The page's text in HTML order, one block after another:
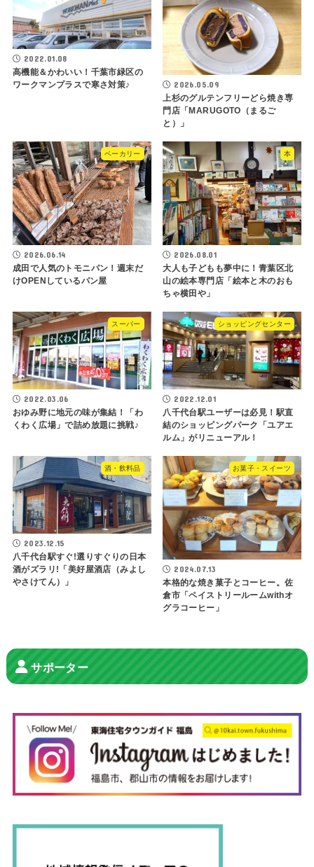
2022.01.08
高機能＆かわいい！千葉市緑区の
ワークマンプラスで寒さ対策♪
2026.05.09
上杉のグルテンフリーどら焼き専
門店「MARUGOTO（まるご
と）」
ベーカリー
2026.06.14
成田で人気のトモニパン！週末だ
けOPENしているパン屋
本
2026.08.01
大人も子どもも夢中に！青葉区北
山の絵本専門店「絵本と木のおも
ちゃ横田や」
スーパー
2022.03.06
おゆみ野に地元の味が集結！「わ
くわく広場」で詰め放題に挑戦♪
ショッピングセンター
2022.12.01
八千代台駅ユーザーは必見！駅直
結のショッピングパーク「ユアエ
ルム」がリニューアル！
酒・飲料品
2023.12.15
八千代台駅すぐ!選りすぐりの日本
酒がズラリ!「美好屋酒店（みよし
やさけてん）」
お菓子・スイーツ
2024.07.13
本格的な焼き菓子とコーヒー。佐
倉市「ペイストリールームwithオ
グラコーヒー」
サポーター